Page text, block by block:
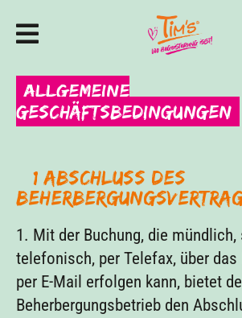
Allgemeine
Geschäftsbedingungen
§ 1 Abschluss des
1. Mit der Buchung, die
telefonisch, per Telefax, über
per E-Mail erfolgen kann, bietet
Beherbergungsbetrieb den